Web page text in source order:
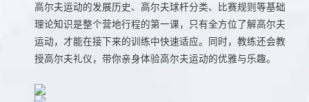
高尔夫运动的发展历史、高尔夫球杆分类、比赛规则等基础
理论知识是整个营地行程的第一课，只有全方位了解高尔夫
运动，才能在接下来的训练中快速适应。同时，教练还会教
授高尔夫礼仪，带你亲身体验高尔夫运动的优雅与乐趣。